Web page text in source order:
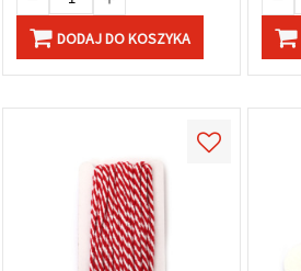
przycisk
"Zapisz"
Ustawienia
DODAJ DO KOSZYKA